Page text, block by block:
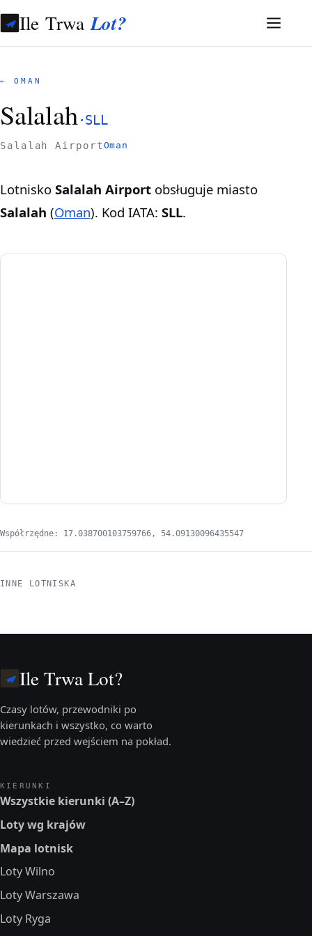
Ile TrwaLot?
← OMAN
Salalah·SLL
Salalah Airport Oman
Lotnisko Salalah Airport obsługuje miasto
Salalah (Oman). Kod IATA: SLL.
Współrzędne: 17.038700103759766, 54.09130096435547
INNE LOTNISKA
Ile Trwa Lot?
Czasy lotów, przewodniki po
kierunkach i wszystko, co warto
wiedzieć przed wejściem na pokład.
KIERUNKI
Wszystkie kierunki (A–Z)
Loty wg krajów
Mapa lotnisk
Loty Wilno
Loty Warszawa
Loty Ryga